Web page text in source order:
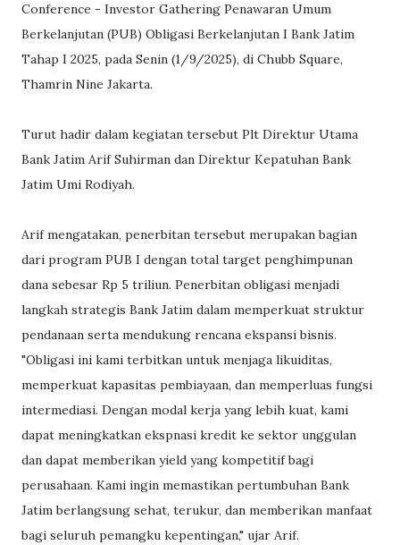
Conference - Investor Gathering Penawaran Umum
Berkelanjutan (PUB) Obligasi Berkelanjutan I Bank Jatim
Tahap I 2025, pada Senin (1/9/2025), di Chubb Square,
Thamrin Nine Jakarta.
Turut hadir dalam kegiatan tersebut Plt Direktur Utama
Bank Jatim Arif Suhirman dan Direktur Kepatuhan Bank
Jatim Umi Rodiyah.
Arif mengatakan, penerbitan tersebut merupakan bagian
dari program PUB I dengan total target penghimpunan
dana sebesar Rp 5 triliun. Penerbitan obligasi menjadi
langkah strategis Bank Jatim dalam memperkuat struktur
pendanaan serta mendukung rencana ekspansi bisnis.
"Obligasi ini kami terbitkan untuk menjaga likuiditas,
memperkuat kapasitas pembiayaan, dan memperluas fungsi
intermediasi. Dengan modal kerja yang lebih kuat, kami
dapat meningkatkan ekspnasi kredit ke sektor unggulan
dan dapat memberikan yield yang kompetitif bagi
perusahaan. Kami ingin memastikan pertumbuhan Bank
Jatim berlangsung sehat, terukur, dan memberikan manfaat
bagi seluruh pemangku kepentingan," ujar Arif.